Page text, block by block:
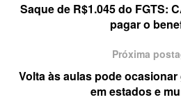
Saque de R$1.045 do FGTS:
pagar o
Próxima
Volta às aulas pode
em estados e